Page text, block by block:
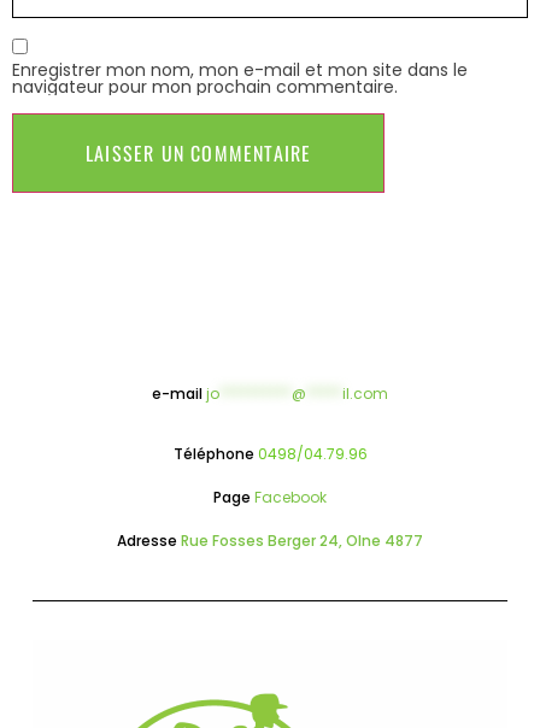
Enregistrer mon nom, mon e-mail et mon site dans le
navigateur pour mon prochain commentaire.
e-mailjo @ il.com
Téléphone 0498/04.79.96
Page Facebook
Adresse Rue Fosses Berger 24, Olne 4877